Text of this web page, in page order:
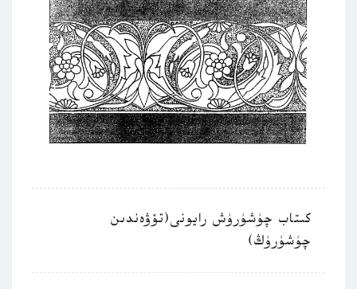
كىتاب چۈشۈرۈش رايونى(تۆۋەندىن
چۈشۈرۈڭ)